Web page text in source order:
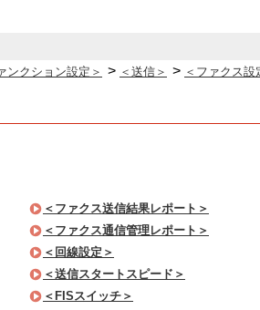
ンクション設定＞ > ＜送信＞ > ＜ファクス設
＜ファクス送信結果レポート＞
＜ファクス通信管理レポート＞
＜回線設定＞
＜送信スタートスピード＞
＜FISスイッチ＞